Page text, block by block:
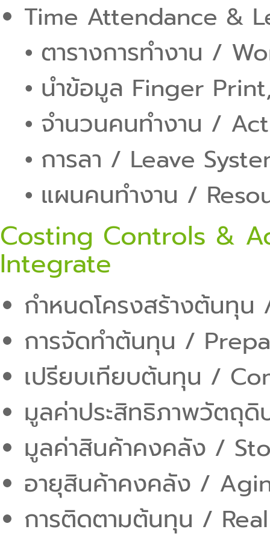
Time Attendance &
⦁ ตารางการทำงาน /
⦁ นำข้อมูล Finger
⦁ จำนวนคนทำงาน /
⦁ การลา / Leave
⦁ แผนคนทำงาน /
Costing Controls &
Integrate
กำหนดโครงสร้างต้นทุ
การจัดทำต้นทุน /
เปรียบเทียบต้นทุน /
มูลค่าประสิทธิภาพวัตถุ
มูลค่าสินค้าคงคลัง /
อายุสินค้าคงคลัง /
การติดตามต้นทุน /